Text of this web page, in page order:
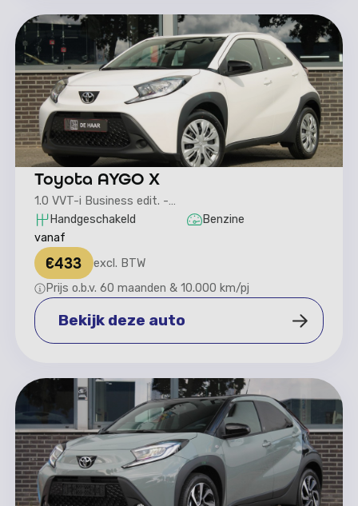
Toyota AYGO X
1.0 VVT-i Business edit. -
Stoelverwarming/Automatische Airco
Handgeschakeld
Benzine
vanaf
€433
excl. BTW
Prijs o.b.v. 60 maanden & 10.000 km/pj
Bekijk deze auto